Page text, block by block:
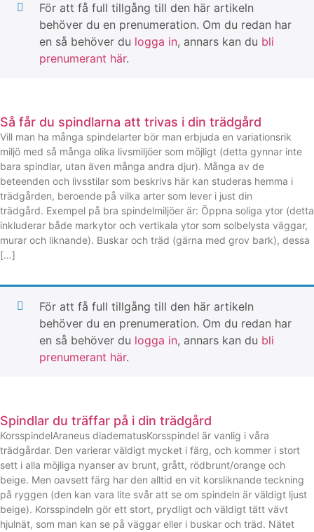
För att få full tillgång till den här artikeln
behöver du en prenumeration. Om du redan har
en så behöver du logga in, annars kan du bli
prenumerant här.
Så får du spindlarna att trivas i din trädgård
Vill man ha många spindelarter bör man erbjuda en variationsrik
miljö med så många olika livsmiljöer som möjligt (detta gynnar inte
bara spindlar, utan även många andra djur). Många av de
beteenden och livsstilar som beskrivs här kan studeras hemma i
trädgården, beroende på vilka arter som lever i just din
trädgård. Exempel på bra spindelmiljöer är: Öppna soliga ytor (detta
inkluderar både markytor och vertikala ytor som solbelysta väggar,
murar och liknande). Buskar och träd (gärna med grov bark), dessa
[…]
För att få full tillgång till den här artikeln
behöver du en prenumeration. Om du redan har
en så behöver du logga in, annars kan du bli
prenumerant här.
Spindlar du träffar på i din trädgård
KorsspindelAraneus diadematusKorsspindel är vanlig i våra
trädgårdar. Den varierar väldigt mycket i färg, och kommer i stort
sett i alla möjliga nyanser av brunt, grått, rödbrunt/orange och
beige. Men oavsett färg har den alltid en vit korsliknande teckning
på ryggen (den kan vara lite svår att se om spindeln är väldigt ljust
beige). Korsspindeln gör ett stort, prydligt och väldigt tätt vävt
hjulnät, som man kan se på väggar eller i buskar och träd. Nätet